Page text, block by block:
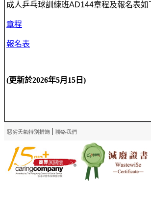
成人乒乓球訓練班AD144章程及報名表如
章程
報名表
(更新於2026年5月15日)